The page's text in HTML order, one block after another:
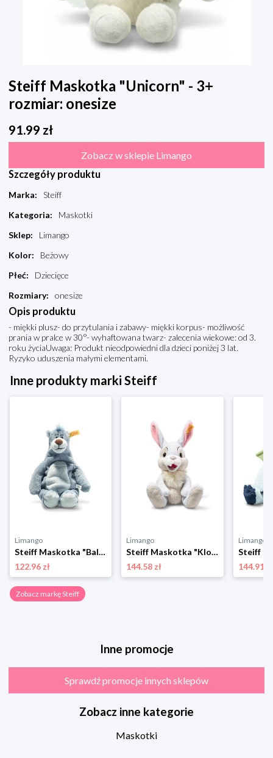
Steiff Maskotka "Unicorn" - 3+
rozmiar: onesize
91.99 zł
Zobacz w sklepie Limango
Szczegóły produktu
Marka:
Steiff
Kategoria:
Maskotki
Sklep:
Limango
Kolor:
Beżowy
Płeć:
Dziecięce
Rozmiary: onesize
Opis produktu
- miękki plusz- do przytulania i zabawy- miękki korpus- możliwość
prania w pralce w 30°- wyhaftowana twarz- zalecenia wiekowe: od 3.
roku życiaUwaga: Produkt nieodpowiedni dla dzieci poniżej 3 lat.
Ryzyko uduszenia małymi elementami.
Inne produkty marki Steiff
Limango
Steiff Maskotka "Baloo" w kolorze błękitnym - 3+ rozmiar: onesize
122.96 zł
Limango
Steiff Maskotka "Klopfer Rabbit" w kolorze białym - 3+ rozmiar: onesize
144.58 zł
Limango
144.91 zł
Zobacz markę Steiff
Inne promocje
Sprawdź promocje innych sklepów
Zobacz inne kategorie
Maskotki